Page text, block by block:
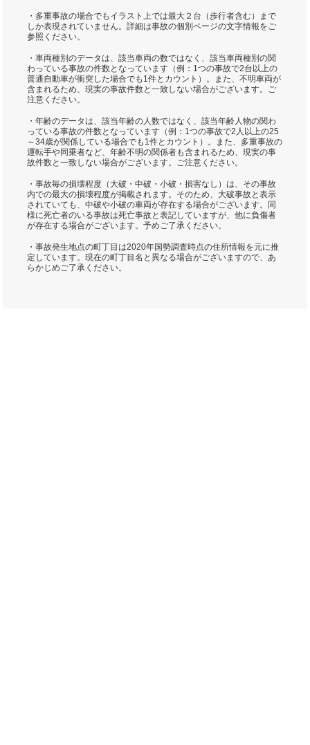
・多重事故の場合でもイラスト上では最大２台（歩行者含む）まで
しか表現されていません。詳細は事故の個別ページの文字情報をご
参照ください。
・車両種別のデータは、該当車両の数ではなく、該当車両種別の関
わっている事故の件数となっています（例：1つの事故で2台以上の
普通自動車が衝突した場合でも1件とカウント）。また、不明車両が
含まれるため、現実の事故件数と一致しない場合がございます。ご
注意ください。
・年齢のデータは、該当年齢の人数ではなく、該当年齢人物の関わ
っている事故の件数となっています（例：1つの事故で2人以上の25
～34歳が関係している場合でも1件とカウント）。また、多重事故の
運転手や同乗者など、年齢不明の関係者も含まれるため、現実の事
故件数と一致しない場合がございます。ご注意ください。
・事故毎の損壊程度（大破・中破・小破・損害なし）は、その事故
内での最大の損壊程度が掲載されます。そのため、大破事故と表示
されていても、中破や小破の車両が存在する場合がございます。同
様に死亡者のいる事故は死亡事故と表記していますが、他に負傷者
が存在する場合がございます。予めご了承ください。
・事故発生地点の町丁目は2020年国勢調査時点の住所情報を元に推
定しています。現在の町丁目名と異なる場合がございますので、あ
らかじめご了承ください。